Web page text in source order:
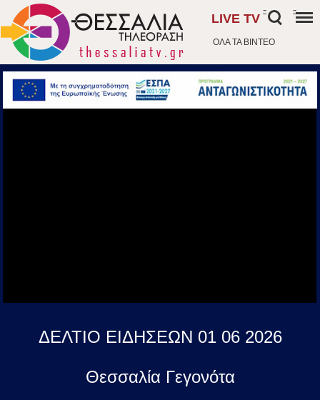
ΟΛΑ ΤΑ ΒΙΝΤΕΟ
LIVE TV
- -
ΔΕΛΤΙΟ ΕΙΔΗΣΕΩΝ 01 06 2026
Θεσσαλία Γεγονότα